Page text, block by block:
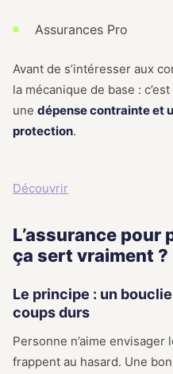
Assurances Pro
Avant de s’intéresser aux
la mécanique de base :
une dépense contrainte et
protection.
Découvrir
L’assurance pour
ça sert vraiment ?
Le principe : un
coups durs
Personne n’aime
frappent au hasard. Une